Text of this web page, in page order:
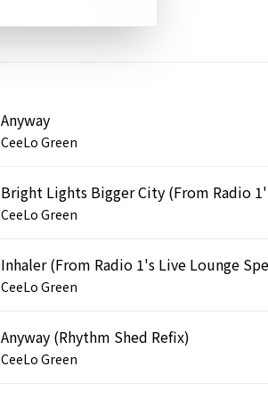
Anyway
CeeLo Green
CeeLo Green
CeeLo Green
Anyway (Rhythm Shed Refix)
CeeLo Green